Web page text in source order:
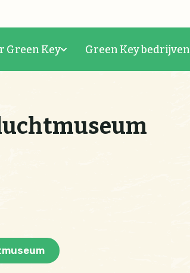
Green Key Green Key bedrijven